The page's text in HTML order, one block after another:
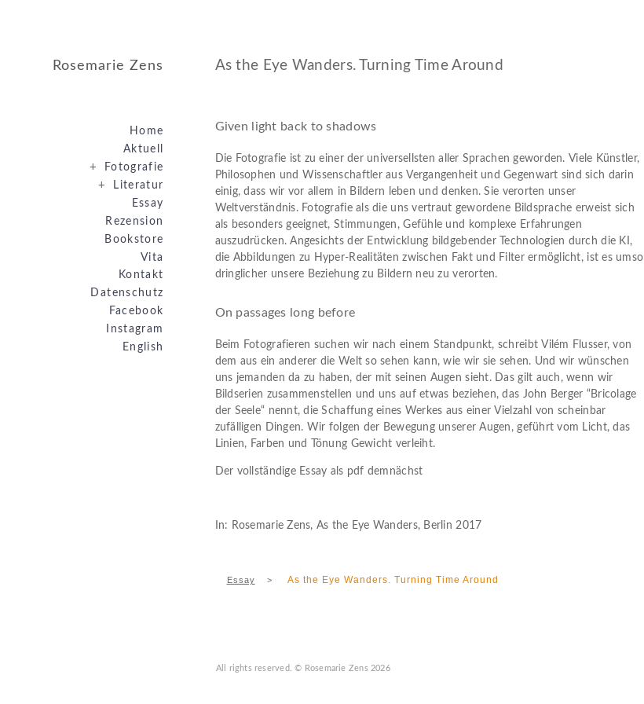
Rosemarie Zens
Home
Aktuell
+ Fotografie
+
Literatur
Essay
Rezension
Bookstore
Vita
Kontakt
Datenschutz
Facebook
Instagram
English
As the Eye Wanders. Turning Time Around
Given light back to shadows
Die Fotografie ist zu einer der universellsten aller Sprachen geworden. Viele Künstler,
Philosophen und Wissenschaftler aus Vergangenheit und Gegenwart sind sich darin
einig, dass wir vor allem in Bildern leben und denken. Sie verorten unser
Weltverständnis. Fotografie als die uns vertraut gewordene Bildsprache erweist sich
als besonders geeignet, Stimmungen, Gefühle und komplexe Erfahrungen
auszudrücken. Angesichts der Entwicklung bildgebender Technologien durch die KI,
die Abbildungen zu Hyper-Realitäten zwischen Fakt und Filter ermöglicht, ist es umso
dringlicher unsere Beziehung zu Bildern neu zu verorten.
On passages long before
Beim Fotografieren suchen wir nach einem Standpunkt, schreibt Vilém Flusser, von
dem aus ein anderer die Welt so sehen kann, wie wir sie sehen. Und wir wünschen
uns jemanden da zu haben, der mit seinen Augen sieht. Das gilt auch, wenn wir
Bildserien zusammenstellen und uns auf etwas beziehen, das John Berger “Bricolage
der Seele“ nennt, die Schaffung eines Werkes aus einer Vielzahl von scheinbar
zufälligen Dingen. Wir folgen der Bewegung unserer Augen, geführt vom Licht, das
Linien, Farben und Tönung Gewicht verleiht.
Der vollständige Essay als pdf demnächst
In: Rosemarie Zens, As the Eye Wanders, Berlin 2017
Essay > As the Eye Wanders. Turning Time Around
All rights reserved.© Rosemarie Zens2026